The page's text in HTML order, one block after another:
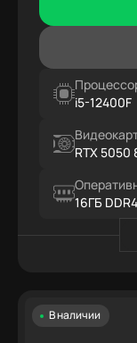
i5-12400F
RTX 5050
16ГБ DDR4
В наличии